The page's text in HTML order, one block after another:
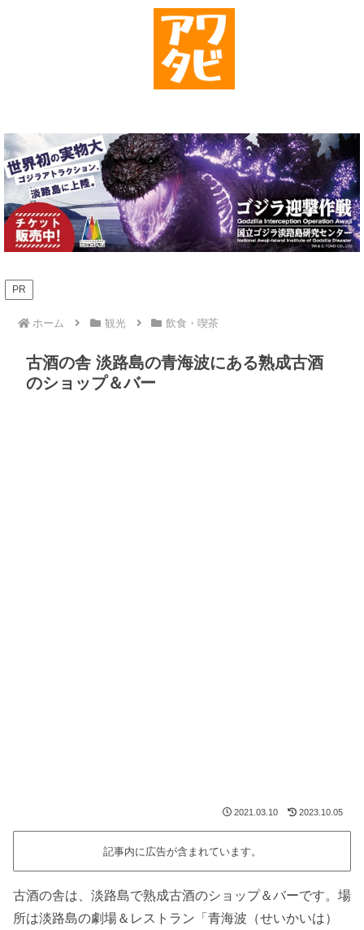
PR
ホーム 観光 飲食・喫茶
古酒の舎 淡路島の青海波にある熟成古酒
のショップ＆バー
2021.03.10 2023.10.05
記事内に広告が含まれています。
古酒の舎は、淡路島で熟成古酒のショップ＆バーです。場
所は淡路島の劇場＆レストラン「青海波（せいかいは）